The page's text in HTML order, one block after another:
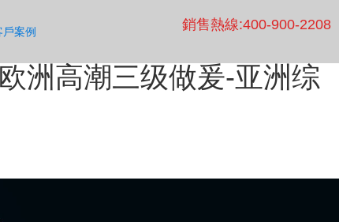
二区精品丝袜-黄色一大
久久-能免费看18视频
洲高潮三级做爰-亚洲综
戶案例 銷售熱線:400-900-2208